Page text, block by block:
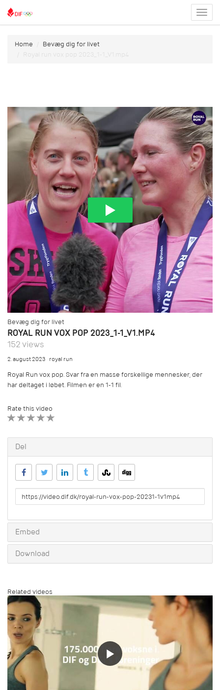
menu
Home
Bevæg dig for livet
Royal run vox pop 2023_1-1_V1.mp4
Bevæg dig for livet
ROYAL RUN VOX POP 2023_1-1_V1.MP4
152 views
2. august 2023 royal run
Royal Run vox pop. Svar fra en masse forskellige mennesker, der
har deltaget i løbet. Filmen er en 1-1 fil.
Rate this video
Del
URL
to
Embed
Download
Related videos